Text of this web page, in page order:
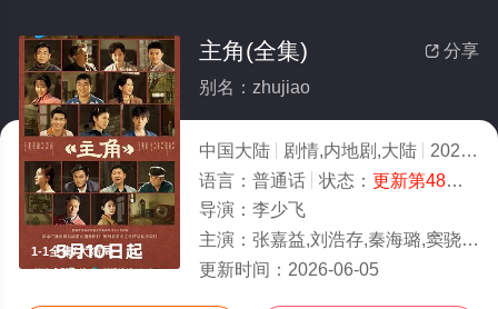
1-1全集/大结局
 分享
主角(全集)
别名：zhujiao
中国大陆 剧情,内地剧,大陆 2026
语言： 普通话 状态： 更新第48集
导演： 李少飞
主演： 张嘉益,刘浩存,秦海璐,窦骁,翟子路,
更新时间： 2026-06-05